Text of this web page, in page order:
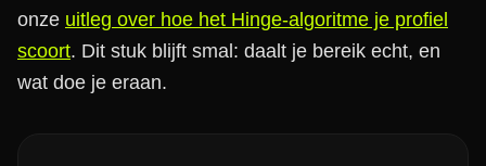
onze uitleg over hoe het Hinge-algoritme je profiel
scoort. Dit stuk blijft smal: daalt je bereik echt, en
wat doe je eraan.